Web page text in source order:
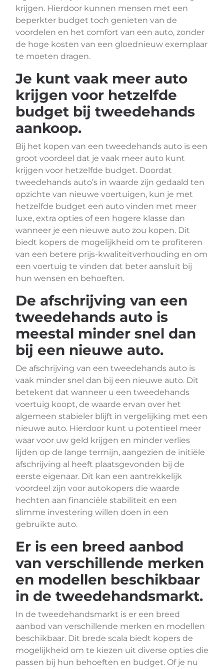
krijgen. Hierdoor kunnen mensen met een
beperkter budget toch genieten van de
voordelen en het comfort van een auto, zonder
de hoge kosten van een gloednieuw exemplaar
te moeten dragen.
Je kunt vaak meer auto
krijgen voor hetzelfde
budget bij tweedehands
aankoop.
Bij het kopen van een tweedehands auto is een
groot voordeel dat je vaak meer auto kunt
krijgen voor hetzelfde budget. Doordat
tweedehands auto’s in waarde zijn gedaald ten
opzichte van nieuwe voertuigen, kun je met
hetzelfde budget een auto vinden met meer
luxe, extra opties of een hogere klasse dan
wanneer je een nieuwe auto zou kopen. Dit
biedt kopers de mogelijkheid om te profiteren
van een betere prijs-kwaliteitverhouding en om
een voertuig te vinden dat beter aansluit bij
hun wensen en behoeften.
De afschrijving van een
tweedehands auto is
meestal minder snel dan
bij een nieuwe auto.
De afschrijving van een tweedehands auto is
vaak minder snel dan bij een nieuwe auto. Dit
betekent dat wanneer u een tweedehands
voertuig koopt, de waarde ervan over het
algemeen stabieler blijft in vergelijking met een
nieuwe auto. Hierdoor kunt u potentieel meer
waar voor uw geld krijgen en minder verlies
lijden op de lange termijn, aangezien de initiële
afschrijving al heeft plaatsgevonden bij de
eerste eigenaar. Dit kan een aantrekkelijk
voordeel zijn voor autokopers die waarde
hechten aan financiële stabiliteit en een
slimme investering willen doen in een
gebruikte auto.
Er is een breed aanbod
van verschillende merken
en modellen beschikbaar
in de tweedehandsmarkt.
In de tweedehandsmarkt is er een breed
aanbod van verschillende merken en modellen
beschikbaar. Dit brede scala biedt kopers de
mogelijkheid om te kiezen uit diverse opties die
passen bij hun behoeften en budget. Of je nu